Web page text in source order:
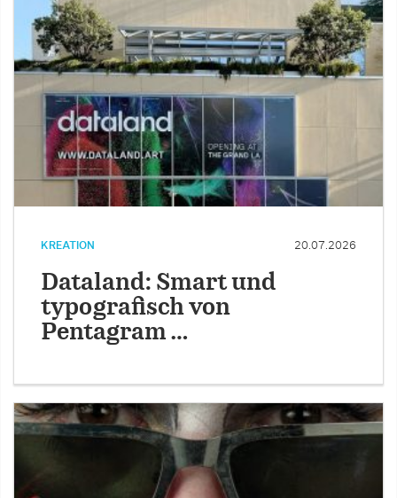
KREATION 20.07.2026
Dataland: Smart und
typografisch von
Pentagram …